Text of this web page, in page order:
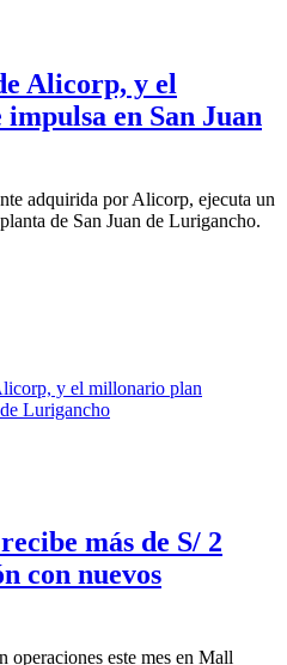
Alicorp, y el
en San Juan
adquirida por Alicorp, ejecuta un
de San Juan de Lurigancho.
más de S/ 2
con nuevos
este mes en Mall